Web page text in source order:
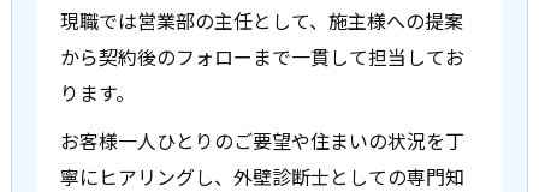
現職では営業部の主任として、施主様への提案
から契約後のフォローまで一貫して担当してお
ります。
お客様一人ひとりのご要望や住まいの状況を丁
寧にヒアリングし、外壁診断士としての専門知